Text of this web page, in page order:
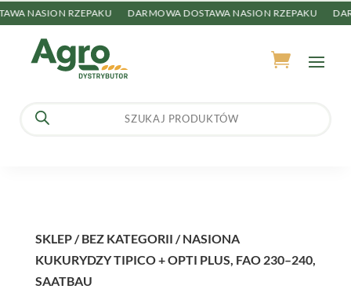
NASION RZEPAKU DARMOWA DOSTAWA NASION RZEPAKU
Wyszukiwarka
produktów
SKLEP/BEZ KATEGORII / NASIONA
KUKURYDZY TIPICO + OPTI PLUS, FAO 230–240,
SAATBAU